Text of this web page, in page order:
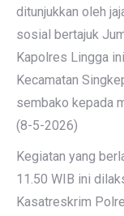
ditunjukkan oleh
sosial bertajuk
Kapolres Lingga
Kecamatan
sembako kepada
(8-5-2026)
Kegiatan yang
11.50 WIB ini
Kasatreskrim